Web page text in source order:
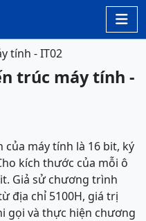

tính - IT02
trúc máy tính -
của máy tính là 16 bit, ký
kích thước của mỗi ô
Giả sử chương trình
địa chỉ 5100H, giá trị
gọi và thực hiện chương